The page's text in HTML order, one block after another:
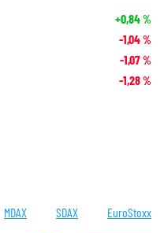
+0,84%
-1,04%
-1,07%
-1,28%
MDAX SDAX EuroStoxx